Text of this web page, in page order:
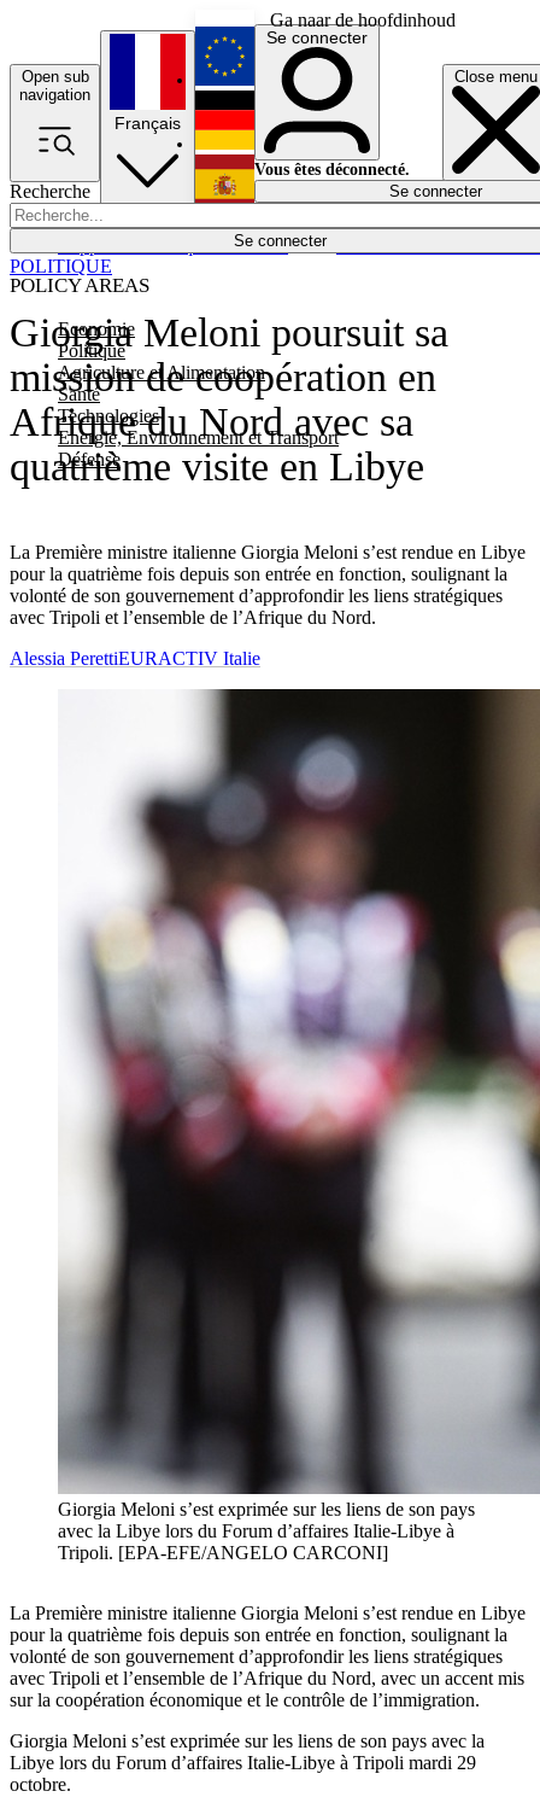
Ga naar de hoofdinhoud
Open sub
navigation
Close menu
Recherche
Se connecter
POLICY AREAS
Economie
Politique
Agriculture et Alimentation
Santé
Technologies
Energie, Environnement et Transport
Défense
Économie
Français
English
Deutsch
Español
Se connecter
Vous êtes déconnecté.
Se connecter
Giorgia Meloni poursuit sa
mission de coopération en
Afrique du Nord avec sa
quatrième visite en Libye
La Première ministre italienne Giorgia Meloni s’est rendue en Libye
pour la quatrième fois depuis son entrée en fonction, soulignant la
volonté de son gouvernement d’approfondir les liens stratégiques
avec Tripoli et l’ensemble de l’Afrique du Nord.
POLITIQUE
Alessia PerettiEURACTIV Italie
Giorgia Meloni s’est exprimée sur les liens de son pays
avec la Libye lors du Forum d’affaires Italie-Libye à
Tripoli. [EPA-EFE/ANGELO CARCONI]
La Première ministre italienne Giorgia Meloni s’est rendue en Libye
pour la quatrième fois depuis son entrée en fonction, soulignant la
volonté de son gouvernement d’approfondir les liens stratégiques
avec Tripoli et l’ensemble de l’Afrique du Nord, avec un accent mis
sur la coopération économique et le contrôle de l’immigration.
Giorgia Meloni s’est exprimée sur les liens de son pays avec la
Libye lors du Forum d’affaires Italie-Libye à Tripoli mardi 29
octobre.